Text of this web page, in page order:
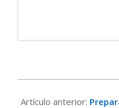
05-
Artículo anterior: